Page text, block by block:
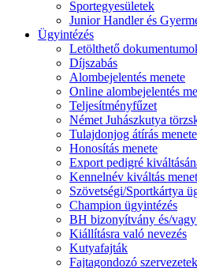
Sportegyesületek
Junior Handler és
Ügyintézés
Letölthető
Díjszabás
Alombejelentés menete
Online alombejelentés
Teljesítményfűzet
Német Juhászkutya
Tulajdonjog átírás menete
Honosítás menete
Export pedigré
Kennelnév kiváltás
Szövetségi/Sportkártya
Champion ügyintézés
BH bizonyítvány és/
Kiállításra való nevezés
Kutyafajták
Fajtagondozó szervezetek